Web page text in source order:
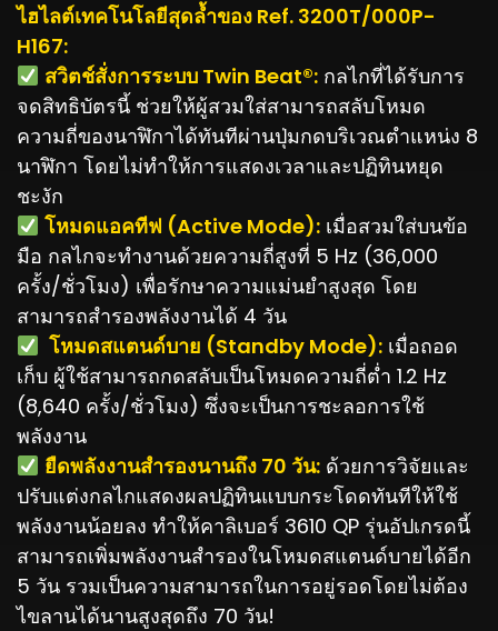
ไฮไลต์เทคโนโลยีสุดล้ำของ Ref. 3200T/000P-
H167:
️ สวิตช์สั่งการระบบ Twin Beat®:กลไกที่ได้รับการ
จดสิทธิบัตรนี้ ช่วยให้ผู้สวมใส่สามารถสลับโหมด
ความถี่ของนาฬิกาได้ทันทีผ่านปุ่มกดบริเวณตำแหน่ง 8
นาฬิกา โดยไม่ทำให้การแสดงเวลาและปฏิทินหยุด
ชะงัก
️ โหมดแอคทีฟ (Active Mode):เมื่อสวมใส่บนข้อ
มือ กลไกจะทำงานด้วยความถี่สูงที่ 5 Hz (36,000
ครั้ง/ชั่วโมง) เพื่อรักษาความแม่นยำสูงสุด โดย
สามารถสำรองพลังงานได้ 4 วัน
️ โหมดสแตนด์บาย (Standby Mode):เมื่อถอด
เก็บ ผู้ใช้สามารถกดสลับเป็นโหมดความถี่ต่ำ 1.2 Hz
(8,640 ครั้ง/ชั่วโมง) ซึ่งจะเป็นการชะลอการใช้
พลังงาน
️ ยืดพลังงานสำรองนานถึง 70 วัน:ด้วยการวิจัยและ
ปรับแต่งกลไกแสดงผลปฏิทินแบบกระโดดทันทีให้ใช้
พลังงานน้อยลง ทำให้คาลิเบอร์ 3610 QP รุ่นอัปเกรดนี้
สามารถเพิ่มพลังงานสำรองในโหมดสแตนด์บายได้อีก
5 วัน รวมเป็นความสามารถในการอยู่รอดโดยไม่ต้อง
ไขลานได้นานสูงสุดถึง 70 วัน!